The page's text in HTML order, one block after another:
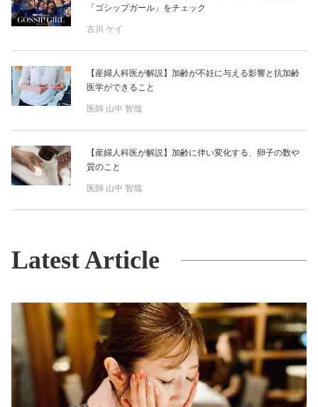
「ゴシップガール」をチェック
古川 ケイ
【産婦人科医が解説】加齢が不妊に与える影響と抗加齢
医学ができること
医師 山中 智哉
【産婦人科医が解説】加齢に伴い変化する、卵子の数や
質のこと
医師 山中 智哉
Latest Article